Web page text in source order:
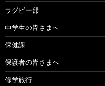
ラグビー部
中学生の皆さまへ
保健課
保護者の皆さまへ
修学旅行